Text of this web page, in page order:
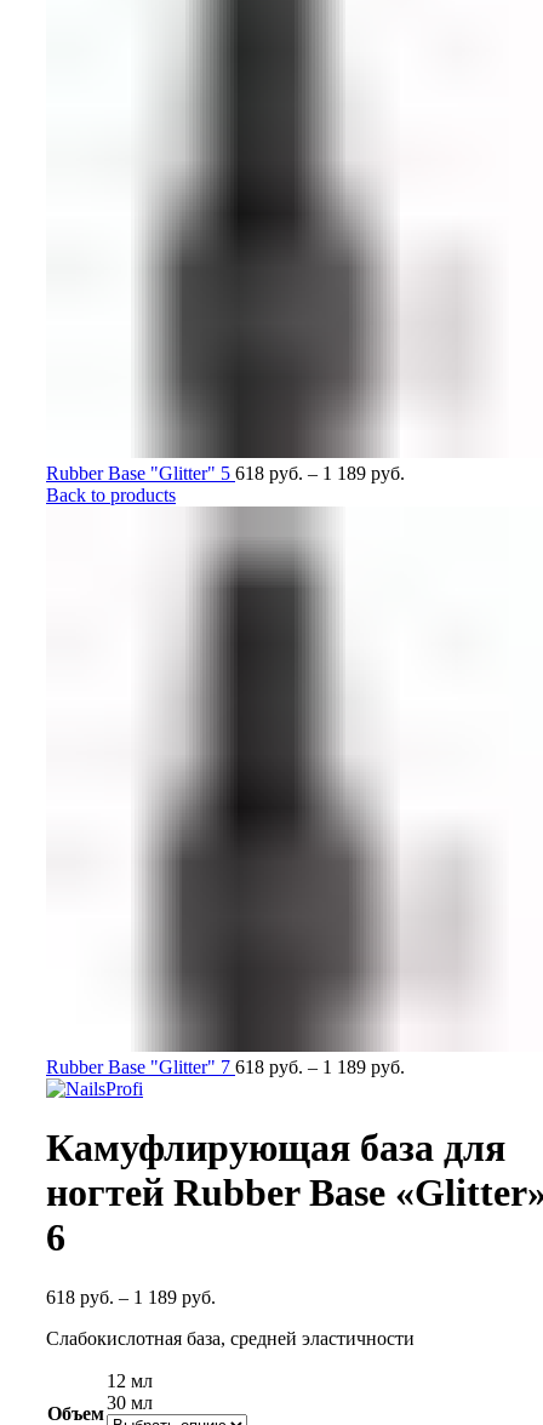
Rubber Base "Glitter" 5 618 руб. – 1 189 руб.
Back to products
Rubber Base "Glitter" 7 618 руб. – 1 189 руб.
Камуфлирующая база для
ногтей Rubber Base
6
618 руб. – 1 189 руб.
Слабокислотная база, средней эластичности
Объем
12 мл
30 мл